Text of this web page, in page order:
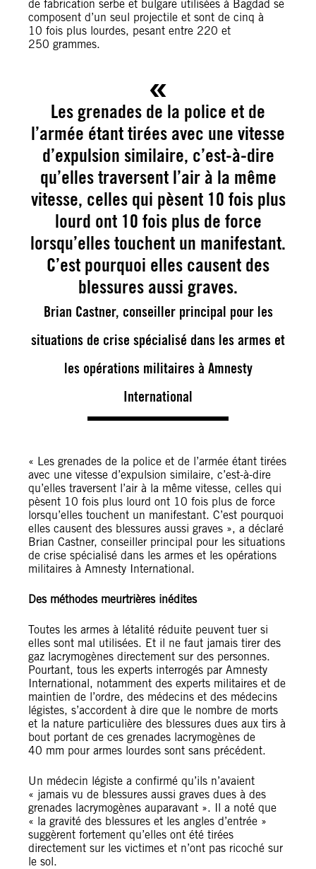
de fabrication serbe et bulgare utilisées à Bagdad se
composent d’un seul projectile et sont de cinq à
10 fois plus lourdes, pesant entre 220 et
250 grammes.
Les grenades de la police et de
l’armée étant tirées avec une vitesse
d’expulsion similaire, c’est-à-dire
qu’elles traversent l’air à la même
vitesse, celles qui pèsent 10 fois plus
lourd ont 10 fois plus de force
lorsqu’elles touchent un manifestant.
C’est pourquoi elles causent des
blessures aussi graves.
Brian Castner, conseiller principal pour les
situations de crise spécialisé dans les armes et
les opérations militaires à Amnesty
International
« Les grenades de la police et de l’armée étant tirées
avec une vitesse d’expulsion similaire, c’est-à-dire
qu’elles traversent l’air à la même vitesse, celles qui
pèsent 10 fois plus lourd ont 10 fois plus de force
lorsqu’elles touchent un manifestant. C’est pourquoi
elles causent des blessures aussi graves », a déclaré
Brian Castner, conseiller principal pour les situations
de crise spécialisé dans les armes et les opérations
militaires à Amnesty International.
Des méthodes meurtrières inédites
Toutes les armes à létalité réduite peuvent tuer si
elles sont mal utilisées. Et il ne faut jamais tirer des
gaz lacrymogènes directement sur des personnes.
Pourtant, tous les experts interrogés par Amnesty
International, notamment des experts militaires et de
maintien de l’ordre, des médecins et des médecins
légistes, s’accordent à dire que le nombre de morts
et la nature particulière des blessures dues aux tirs à
bout portant de ces grenades lacrymogènes de
40 mm pour armes lourdes sont sans précédent.
Un médecin légiste a confirmé qu’ils n’avaient
« jamais vu de blessures aussi graves dues à des
grenades lacrymogènes auparavant ». Il a noté que
« la gravité des blessures et les angles d’entrée »
suggèrent fortement qu’elles ont été tirées
directement sur les victimes et n’ont pas ricoché sur
le sol.